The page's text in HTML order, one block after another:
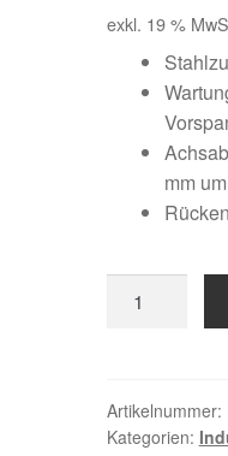
exkl. 19 %
mm
DT5
Menge
Artikelnummer:
Kategorien: